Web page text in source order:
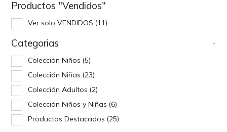
Productos "Vendidos"
Ver solo VENDIDOS (11)
Categorias -
Colección Niños (5)
Colección Niñas (23)
Colección Adultos (2)
Colección Niños y Niñas (6)
Productos Destacados (25)